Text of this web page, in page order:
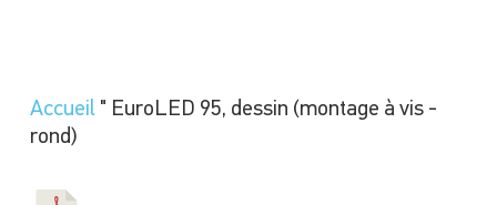
Accueil" EuroLED 95, dessin (montage à vis -
rond)